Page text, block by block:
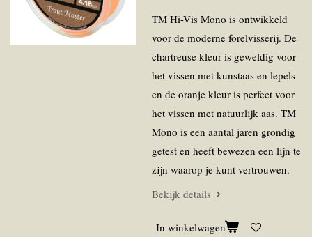
TM Hi-Vis Mono is ontwikkeld
voor de moderne forelvisserij. De
chartreuse kleur is geweldig voor
het vissen met kunstaas en lepels
en de oranje kleur is perfect voor
het vissen met natuurlijk aas. TM
Mono is een aantal jaren grondig
getest en heeft bewezen een lijn te
zijn waarop je kunt vertrouwen.
Bekijk details
In winkelwagen